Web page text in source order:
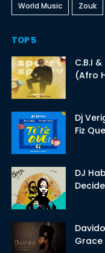
World Music Zouk
TOP 5
C.B.I
(Afro
Dj
Fiz Que
DJ
Grace